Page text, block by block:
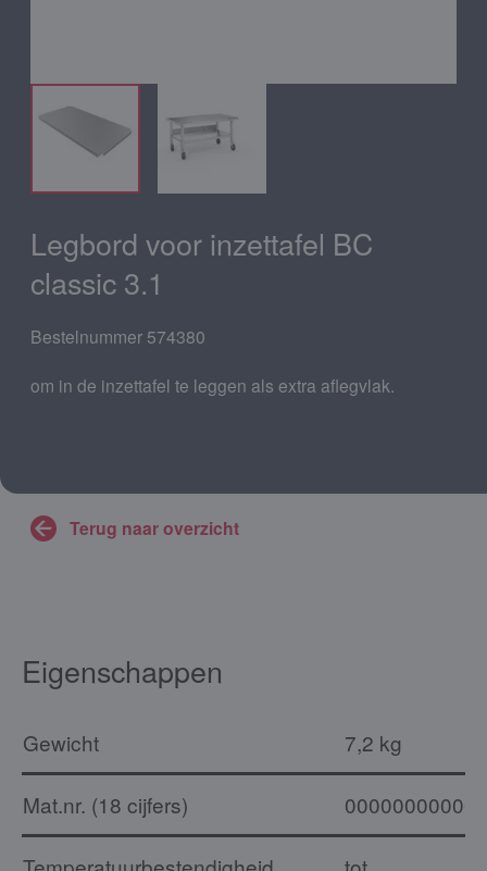
Legbord voor inzettafel BC
classic 3.1
Bestelnummer 574380
om in de inzettafel te leggen als extra aflegvlak.
Terug naar overzicht
Eigenschappen
Gewicht 7,2 kg
Mat.nr. (18 cijfers)